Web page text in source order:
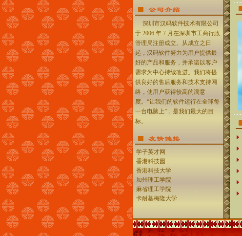
深圳市汉码软件技术有限公司
于 2006 年 7 月在深圳市工商行政
管理局注册成立。从成立之日
起，汉码软件努力为用户提供最
好的产品和服务，并承诺以客户
需求为中心持续改进。我们将提
供良好的售后服务和技术支持网
络，使用户获得较高的满意
度。“让我们的软件运行在全球每
一台电脑上”，是我们最大的目
标。
学子英才网
香港科技园
香港科技大学
加州理工学院
麻省理工学院
卡耐基梅隆大学